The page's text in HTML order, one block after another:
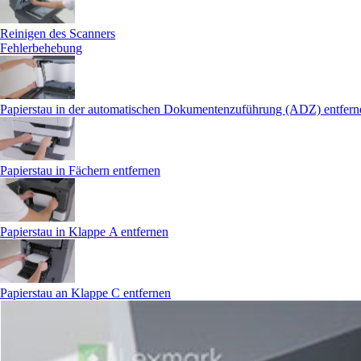
Reinigen des Scanners
Fehlerbehebung
Papierstau in der automatischen Dokumentenzuführung (ADZ)
Papierstau in Fächern entfernen
Papierstau in Klappe A entfernen
Papierstau an Klappe C entfernen